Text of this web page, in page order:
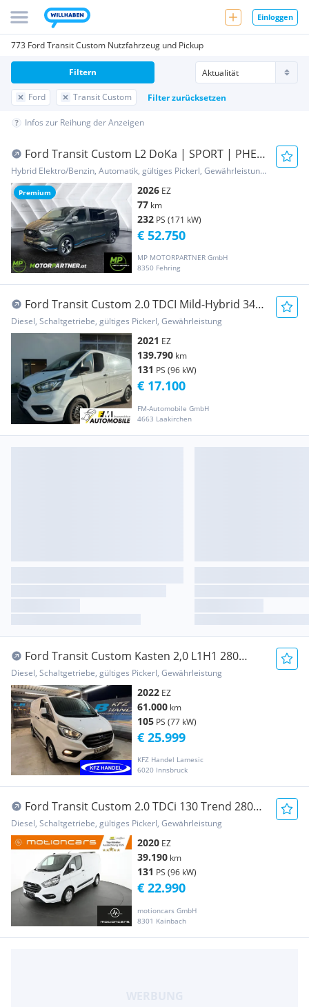
Einloggen
773 Ford Transit Custom Nutzfahrzeug und Pickup
Ford Transit Custom Filter zurücksetzen
Filtern
Infos zur Reihung der Anzeigen
Premium
Ford Transit Custom L2 DoKa | SPORT | PHEV
| auf Lager Transporter / Kastenwagen
Hybrid Elektro/Benzin, Automatik, gültiges Pickerl, Gewährleistung, Garantie
2026 EZ
77 km
232 PS (171 kW)
MP MOTORPARTNER GmbH
8350 Fehring
€ 52.750
Ford Transit Custom 2.0 TDCI Mild-Hybrid 340
L1*EIN ... Transporter / Kastenwagen
Diesel, Schaltgetriebe, gültiges Pickerl, Gewährleistung
2021 EZ
139.790 km
131 PS (96 kW)
FM-Automobile GmbH
4663 Laakirchen
€ 17.100
Ford Transit Custom Kasten 2,0 L1H1 280
Trend Transporter / Kastenwagen
Diesel, Schaltgetriebe, gültiges Pickerl, Gewährleistung
2022 EZ
61.000 km
105 PS (77 kW)
KFZ Handel Lamesic
6020 Innsbruck
€ 25.999
Ford Transit Custom 2.0 TDCi 130 Trend 280
L1H1 FWD ... Transporter / Kastenwagen
Diesel, Schaltgetriebe, gültiges Pickerl, Gewährleistung
2020 EZ
39.190 km
131 PS (96 kW)
motioncars GmbH
8301 Kainbach
€ 22.990